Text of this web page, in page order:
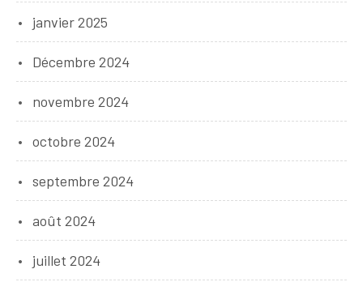
janvier 2025
Décembre 2024
novembre 2024
octobre 2024
septembre 2024
août 2024
juillet 2024